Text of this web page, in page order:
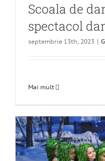
Scoala de
spectacol
septembrie 13th, 2023 |
Mai mult